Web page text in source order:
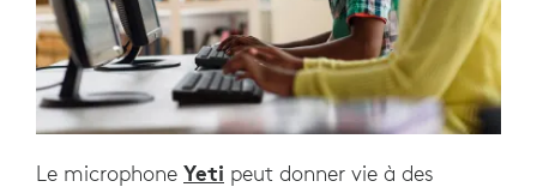
Le microphone Yeti peut donner vie à des